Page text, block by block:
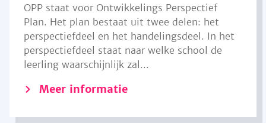
OPP staat voor Ontwikkelings Perspectief
Plan. Het plan bestaat uit twee delen: het
perspectiefdeel en het handelingsdeel. In het
perspectiefdeel staat naar welke school de
leerling waarschijnlijk zal...
Meer informatie